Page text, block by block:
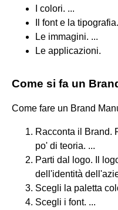
I colori. ...
Il font e la
Le immagini. ...
Le applicazioni.
Come si fa un
Come fare un Brand
Racconta il Brand.
po' di teoria. ...
Parti dal logo. Il
dell'identità
Scegli la paletta
Scegli i font. ...